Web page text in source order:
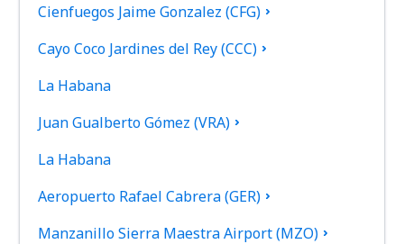
Cienfuegos Jaime Gonzalez (CFG)
Cayo Coco Jardines del Rey (CCC)
La Habana
Juan Gualberto Gómez (VRA)
La Habana
Aeropuerto Rafael Cabrera (GER)
Manzanillo Sierra Maestra Airport (MZO)